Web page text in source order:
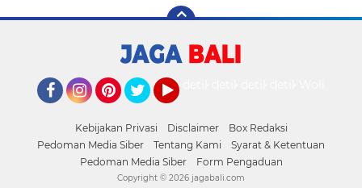
Kebijakan Privasi Disclaimer
Box Redaksi
Pedoman Media Siber
Tentang Kami
Syarat & Ketentuan
Pedoman Media Siber
Form Pengaduan
Copyright © 2026 jagabali.com